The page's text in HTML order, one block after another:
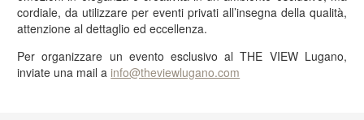
cordiale, da utilizzare per eventi privati all’insegna della qualità,
attenzione al dettaglio ed eccellenza.
Per organizzare un evento esclusivo al THE VIEW Lugano,
inviate una mail a info@theviewlugano.com